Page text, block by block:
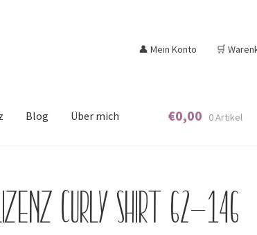
👤 Mein Konto 🛒
Blog Über mich €0,00 0 Artikel
Curly Shirt 62-146